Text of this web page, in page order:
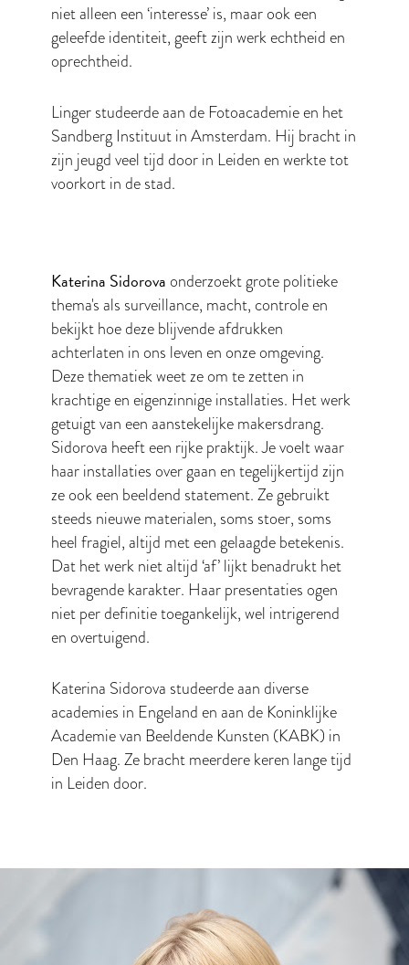
niet alleen een ‘interesse’ is, maar ook een
geleefde identiteit, geeft zijn werk echtheid en
oprechtheid.
Linger studeerde aan de Fotoacademie en het
Sandberg Instituut in Amsterdam. Hij bracht in
zijn jeugd veel tijd door in Leiden en werkte tot
voorkort in de stad.
Katerina Sidorova onderzoekt grote politieke
thema's als surveillance, macht, controle en
bekijkt hoe deze blijvende afdrukken
achterlaten in ons leven en onze omgeving.
Deze thematiek weet ze om te zetten in
krachtige en eigenzinnige installaties. Het werk
getuigt van een aanstekelijke makersdrang.
Sidorova heeft een rijke praktijk. Je voelt waar
haar installaties over gaan en tegelijkertijd zijn
ze ook een beeldend statement. Ze gebruikt
steeds nieuwe materialen, soms stoer, soms
heel fragiel, altijd met een gelaagde betekenis.
Dat het werk niet altijd ‘af’ lijkt benadrukt het
bevragende karakter. Haar presentaties ogen
niet per definitie toegankelijk, wel intrigerend
en overtuigend.
Katerina Sidorova studeerde aan diverse
academies in Engeland en aan de Koninklijke
Academie van Beeldende Kunsten (KABK) in
Den Haag. Ze bracht meerdere keren lange tijd
in Leiden door.